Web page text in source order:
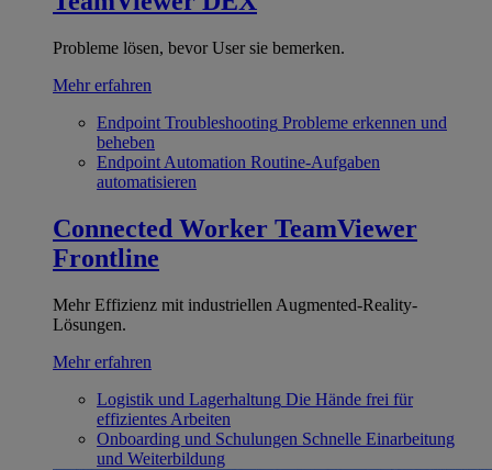
Probleme lösen, bevor User sie bemerken.
Mehr erfahren
Endpoint Troubleshooting Probleme erkennen und
beheben
Endpoint Automation Routine-Aufgaben
automatisieren
Connected Worker TeamViewer
Frontline
Mehr Effizienz mit industriellen Augmented-Reality-
Lösungen.
Mehr erfahren
Logistik und Lagerhaltung Die Hände frei für
effizientes Arbeiten
Onboarding und Schulungen Schnelle Einarbeitung
und Weiterbildung